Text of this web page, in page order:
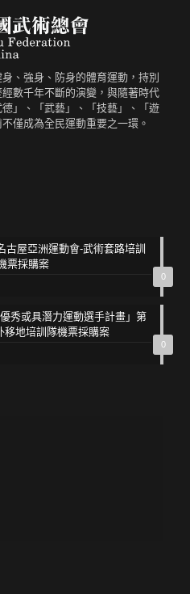
、強身、防身的體育運動，持別
數千年不斷的演變，與隨著時代
」、「武藝」、「技藝」、「遊
僅成為全民運動重要之一環。
0
古屋亞洲運動會-武術套路培訓
票採購案
0
秀或具潛力運動選手計畫」第
移地培訓隊機票採購案